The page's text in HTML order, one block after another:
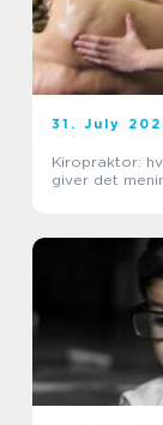
31. July
Kiropraktor:
giver det